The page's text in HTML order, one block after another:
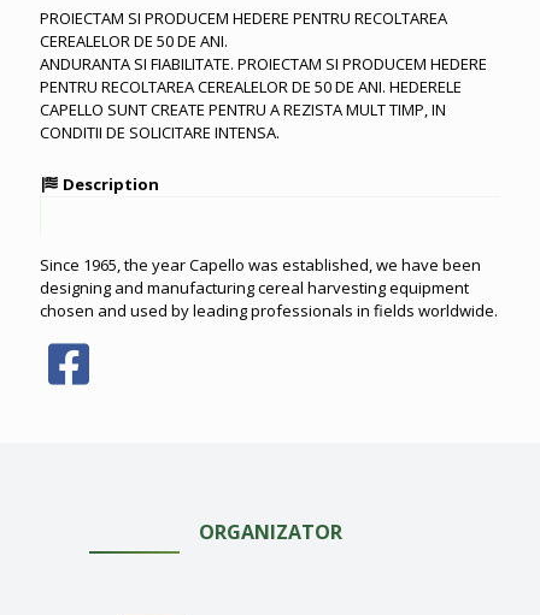
PROIECTAM SI PRODUCEM HEDERE PENTRU RECOLTAREA
CEREALELOR DE 50 DE ANI.
ANDURANTA SI FIABILITATE. PROIECTAM SI PRODUCEM HEDERE
PENTRU RECOLTAREA CEREALELOR DE 50 DE ANI. HEDERELE
CAPELLO SUNT CREATE PENTRU A REZISTA MULT TIMP, IN
CONDITII DE SOLICITARE INTENSA.
Description
Since 1965, the year Capello was established, we have been
designing and manufacturing cereal harvesting equipment
chosen and used by leading professionals in fields worldwide.
ORGANIZATOR